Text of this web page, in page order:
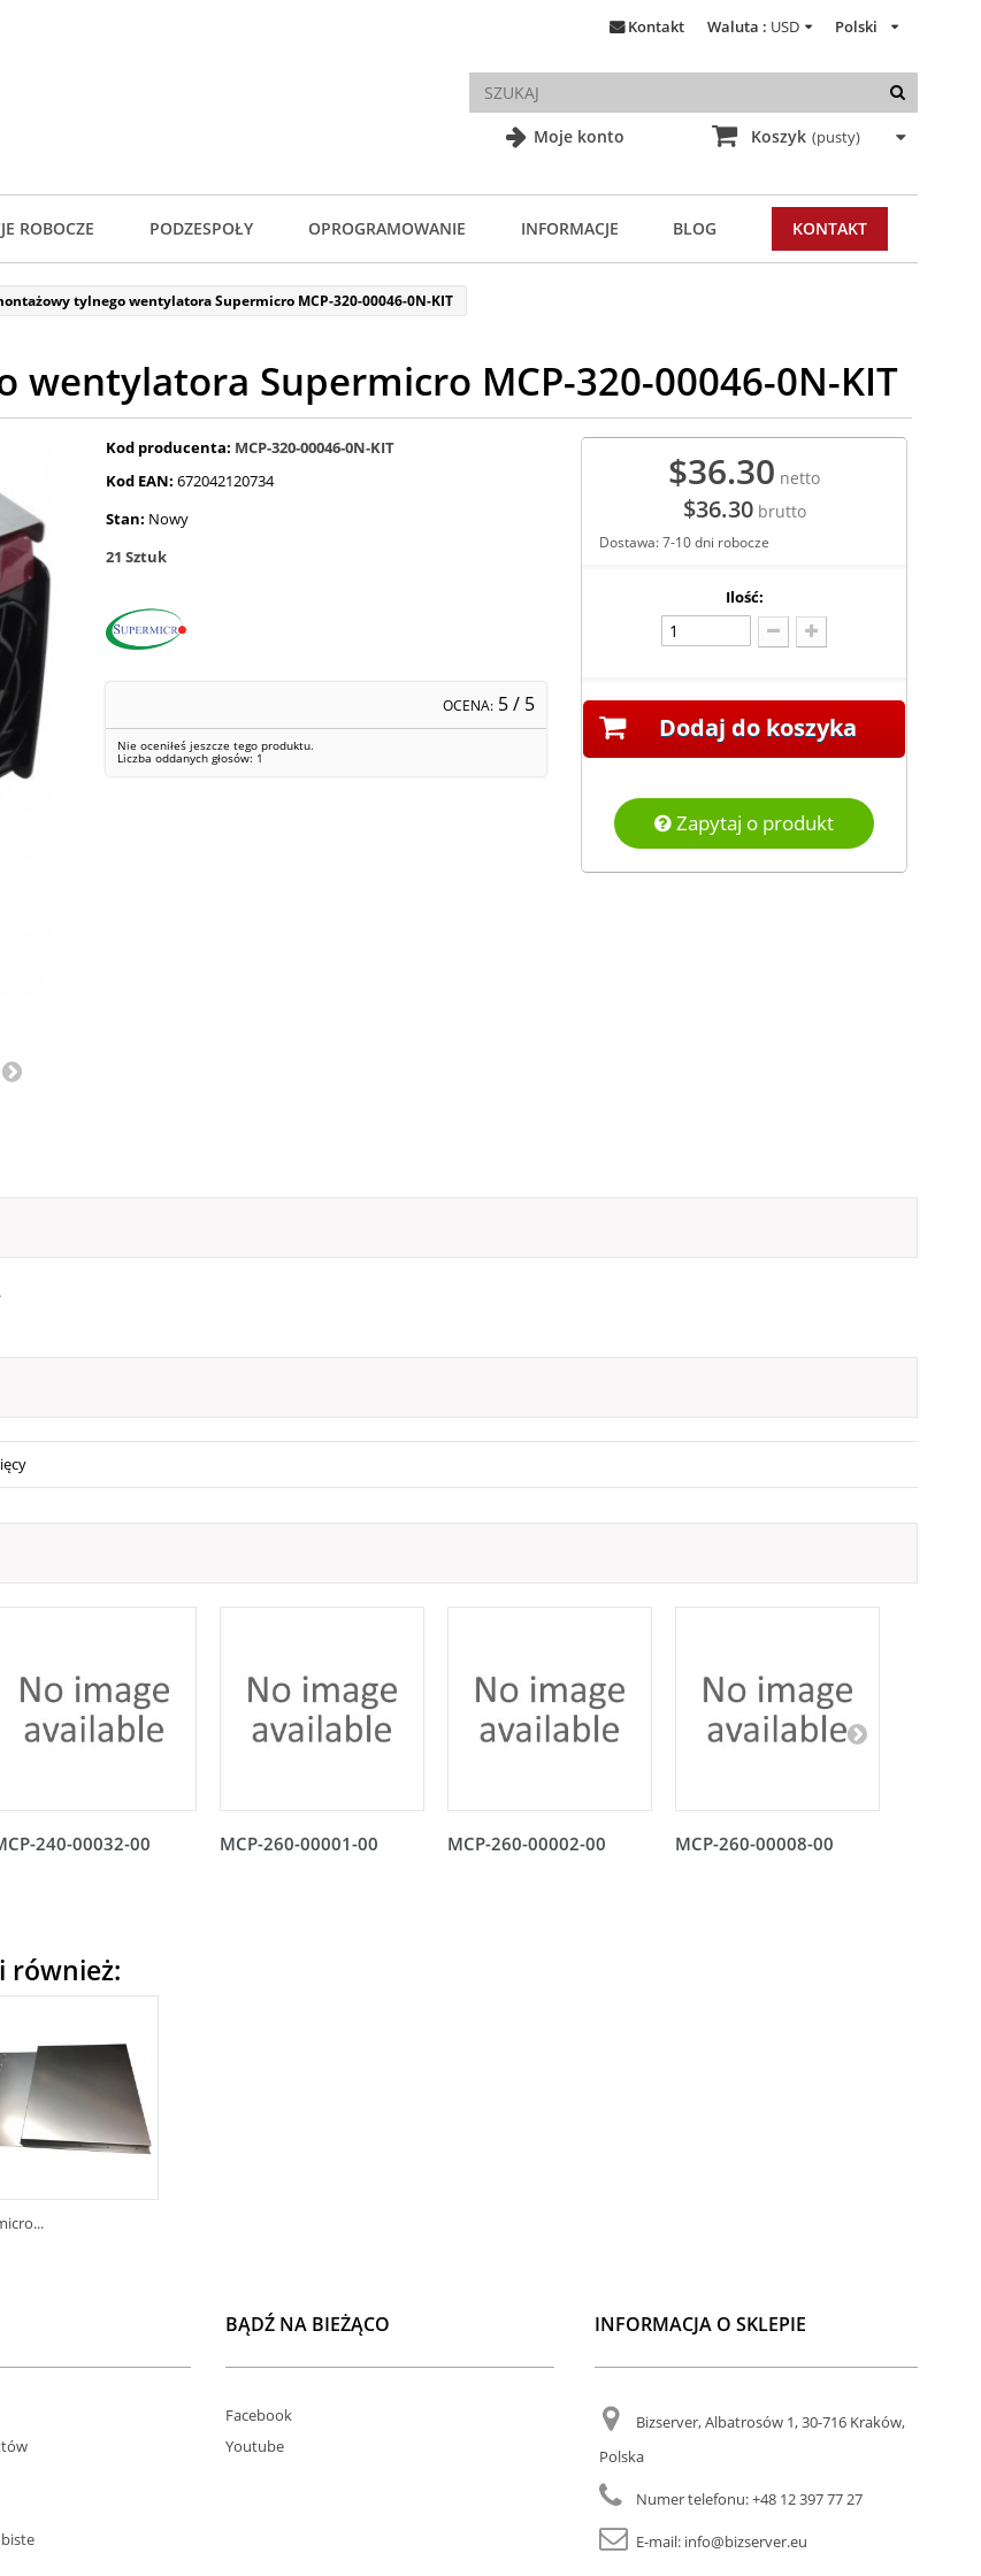
Moje konto
Polski
Waluta : USD
Kontakt
Koszyk (pusty)
ROBOCZE PODZESPOŁY OPROGRAMOWANIE INFORMACJE BLOG KONTAKT
tylnego wentylatora Supermicro MCP-320-00046-0N-KIT
Supermicro MCP-320-00046-0N-KIT
Kod producenta: MCP-320-00046-0N-KIT
Kod EAN: 672042120734
Stan: Nowy
21 Sztuk
OCENA: 5/ 5
Nie oceniłeś jeszcze tego produktu.
Liczba oddanych głosów: 1
$36.30 netto
$36.30brutto
Dostawa: 7-10 dni robocze
Ilość:
Dodaj do koszyka
Zapytaj o produkt
240-00032-00 MCP-260-00001-00 MCP-260-00002-00 MCP-260-00008-00
również:
BĄDŹ NA BIEŻĄCO
Facebook
Youtube
INFORMACJA O SKLEPIE
Bizserver, Albatrosów 1, 30-716 Kraków,
Polska
Numer telefonu:+48 12 397 77 27
E-mail: info@bizserver.eu